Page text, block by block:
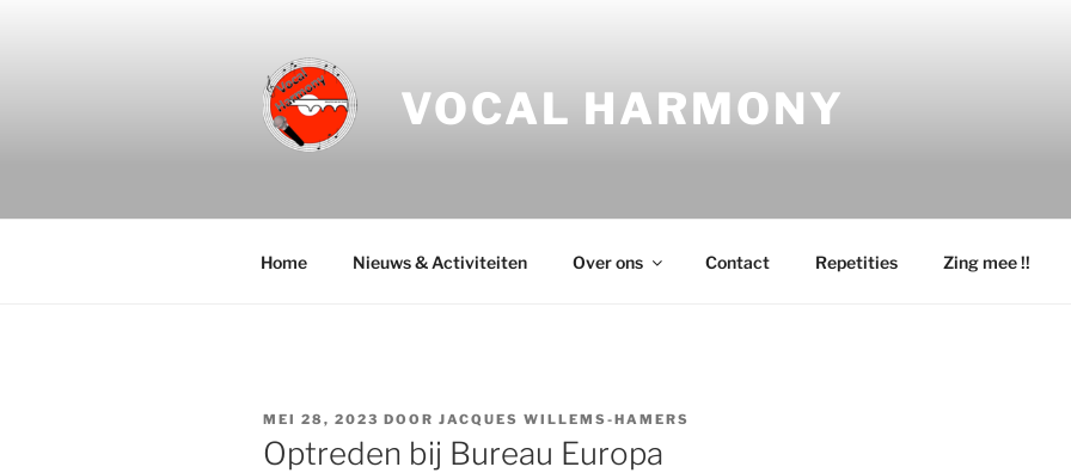
VOCAL HARMONY
Home Nieuws & Activiteiten Over ons Contact Repetities Zing mee !!
GEPLAATST
OP
MEI 28, 2023 DOOR JACQUES WILLEMS-HAMERS
Optreden bij Bureau Europa